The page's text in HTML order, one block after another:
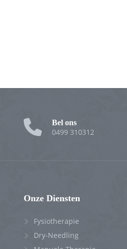
Bel ons
0499 310312
Onze Diensten
Fysiotherapie
Dry-Needling